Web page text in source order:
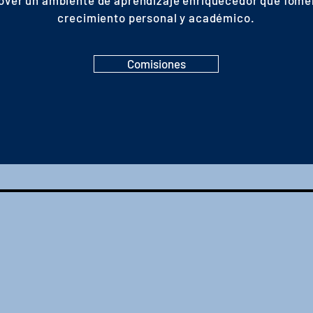
crecimiento personal y académico.
Comisiones